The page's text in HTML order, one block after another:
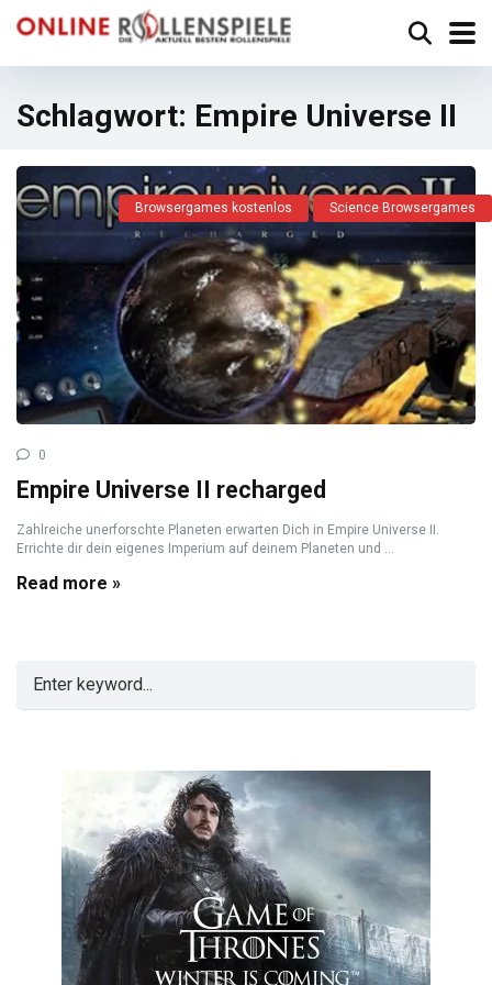
Schlagwort: Empire Universe II
Browsergames kostenlos Science Browsergames
0
Empire Universe II recharged
Zahlreiche unerforschte Planeten erwarten Dich in Empire Universe II.
Errichte dir dein eigenes Imperium auf deinem Planeten und ...
Read more »